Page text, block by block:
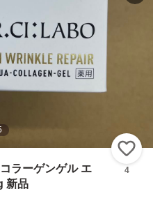
ラーゲンゲル エ
新品
4